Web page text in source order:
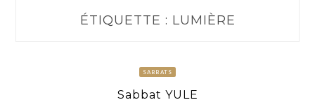
ÉTIQUETTE : LUMIÈRE
SABBATS
Sabbat YULE